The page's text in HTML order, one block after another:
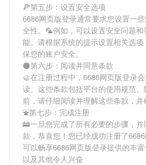
🍕第五步：设置安全选项
6686网页版登录通常要求您设置一
全性。🦜例如，可以设置安全问题
能。请根据系统的提示设置相关选
保您的账户安全。
⚫第六步：阅读并同意条款
🥮在注册过程中， 6686网页版登录
读。这些条款包括平台的使用规范
前，请仔细阅读并理解这些条款，并
⛲第七步：完成注册
🚋一旦您完成了所有必要的步骤，并
款，恭喜您！您已经成功注册了
可以畅享6686网页版登录提供的丰
以及其他令人兴奋